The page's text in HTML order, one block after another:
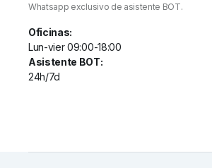
Whatsapp exclusivo de asistente BOT.
Oficinas:
Lun-vier 09:00-18:00
Asistente BOT:
24h/7d